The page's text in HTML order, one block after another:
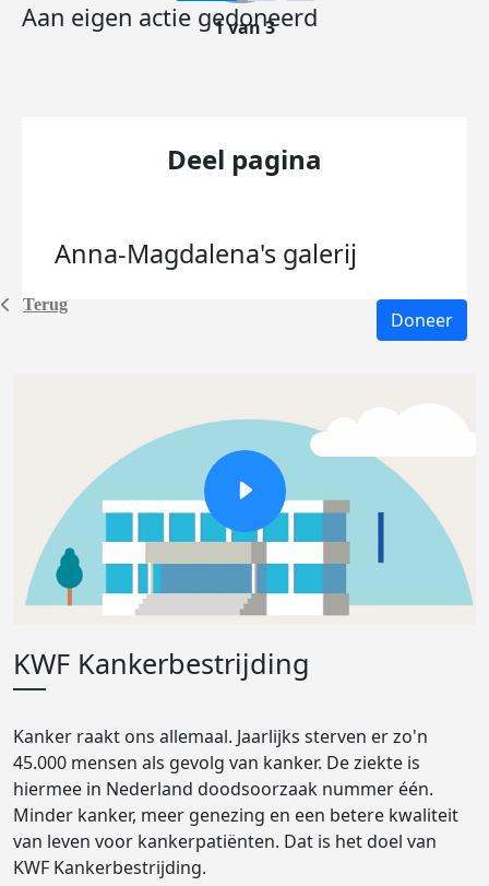
Terug
Aan eigen actie gedoneerd
1 van 3
Deel pagina
Anna-Magdalena's galerij
Doneer
KWF Kankerbestrijding
Kanker raakt ons allemaal. Jaarlijks sterven er zo'n
45.000 mensen als gevolg van kanker. De ziekte is
hiermee in Nederland doodsoorzaak nummer één.
Minder kanker, meer genezing en een betere kwaliteit
van leven voor kankerpatiënten. Dat is het doel van
KWF Kankerbestrijding.